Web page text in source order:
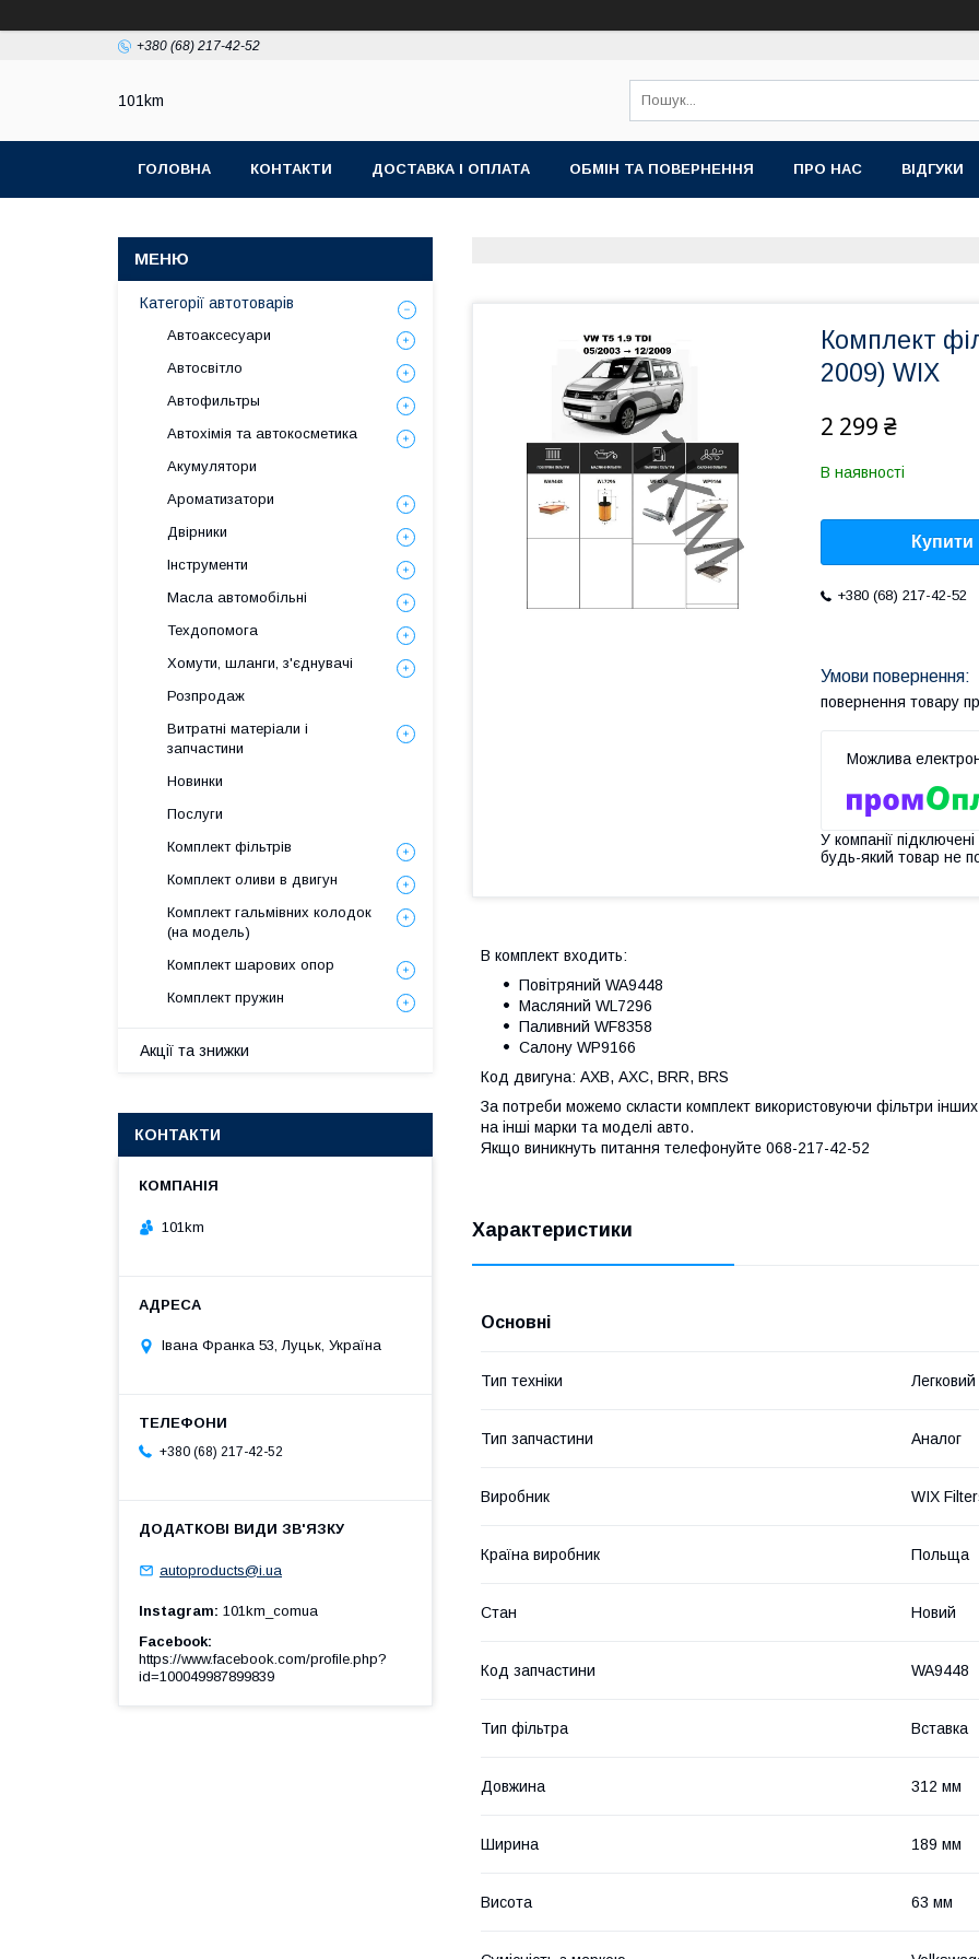
+380 (68) 217-42-52
101km
ГОЛОВНА КОНТАКТИ ДОСТАВКА І ОПЛАТА ОБМІН ТА ПОВЕРНЕННЯ ПРО НАС ВІДГУКИ
Комплект
2009) WIX
2 299 ₴
В наявності
Купити
+380 (68) 217-42-52
повернення товару
У компанії
будь-який товар не
В комплект входить:
Повітряний WA9448
Масляний WL7296
Паливний WF8358
Салону WP9166
Код двигуна: AXB, AXC, BRR, BRS
За потреби можемо скласти комплект використовуючи фільтри
на інші марки та моделі авто.
Якщо виникнуть питання телефонуйте 068-217-42-52
Характеристики
Основні
Тип техніки
Тип запчастини Аналог
Виробник WIX
Країна виробник Польща
Стан Новий
Код запчастини WA9448
Тип фільтра Вставка
Довжина 312 мм
Ширина 189 мм
Висота 63 мм
Категорії автотоварів
Автоаксесуари
Автосвітло
Автофильтры
Автохімія та автокосметика
Акумулятори
Ароматизатори
Двірники
Інструменти
Масла автомобільні
Техдопомога
Хомути, шланги, з'єднувачі
Розпродаж
Витратні матеріали і
запчастини
Новинки
Послуги
Комплект фільтрів
Комплект оливи в двигун
Комплект гальмівних колодок
(на модель)
Комплект шарових опор
Комплект пружин
Акції та знижки
КОНТАКТИ
101km
Івана Франка 53, Луцьк, Україна
+380 (68) 217-42-52
autoproducts@i.ua
Instagram 101km_comua
Facebook
https://www.facebook.com/profile.php?
id=100049987899839